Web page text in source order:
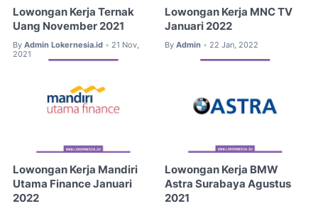
Lowongan Kerja Ternak
Uang November 2021
By Admin Lokernesia.id • 21 Nov,
2021
Lowongan Kerja MNC TV
Januari 2022
By Admin • 22 Jan, 2022
Lowongan Kerja Mandiri
Utama Finance Januari
2022
Lowongan Kerja BMW
Astra Surabaya Agustus
2021